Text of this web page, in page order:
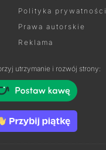
Polityka prywatności
Prawa autorskie
Reklama
utrzymanie i rozwój strony: